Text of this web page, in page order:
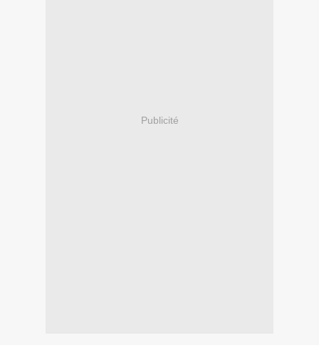
Publicité